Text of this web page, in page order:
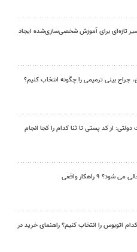
تازه‌ای برای آموزش شخصی‌سازی‌شده ایجاد
جراح بینی ترمیمی را چگونه انتخاب کنیم؟
از کد پستی تا ثنا کدام را کجا انجام
۹ راهکار واقعی
اتوبوس را انتخاب کنیم؟ راهنمای خرید در